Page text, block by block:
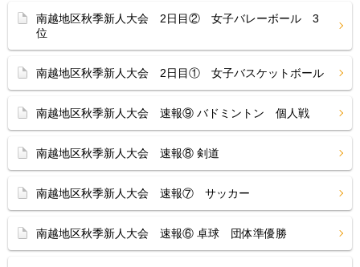
南越地区秋季新人大会 2日目② 女子バレーボール 3
位
南越地区秋季新人大会 2日目① 女子バスケットボール
南越地区秋季新人大会 速報⑨ バドミントン 個人戦
南越地区秋季新人大会 速報⑧ 剣道
南越地区秋季新人大会 速報⑦ サッカー
南越地区秋季新人大会 速報⑥ 卓球 団体準優勝